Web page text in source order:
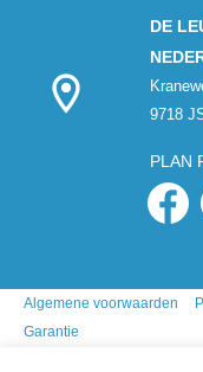
DE
9718
PLAN
Algemene voorwaarden
Garantie